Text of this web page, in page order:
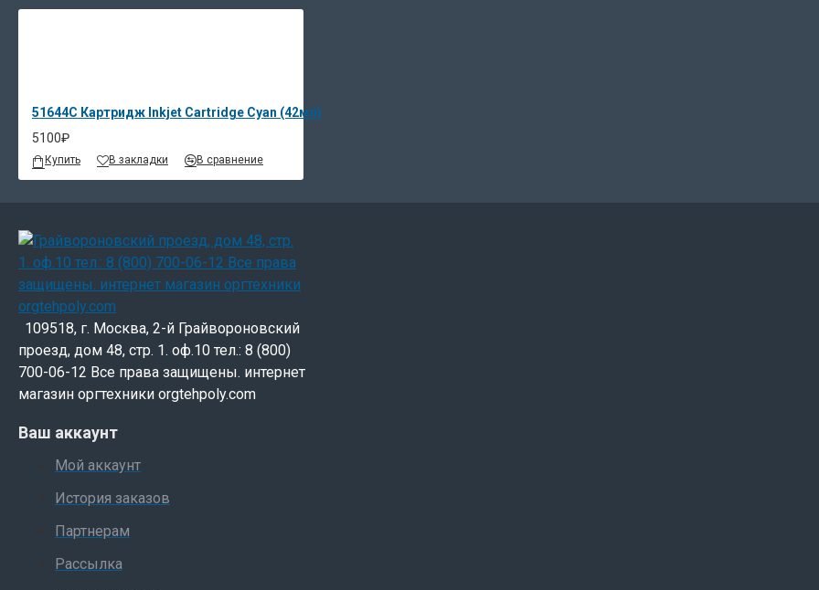
51644C Картридж Inkjet Cartridge Cyan (42мл)
5100₽
Купить В закладки В сравнение
109518, г. Москва, 2-й Грайвороновский
проезд, дом 48, стр. 1. оф.10 тел.: 8 (800)
700-06-12 Все права защищены. интернет
магазин оргтехники orgtehpoly.com
Ваш аккаунт
Мой аккаунт
История заказов
Партнерам
Рассылка